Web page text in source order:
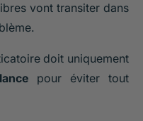
vont transiter dans
doit uniquement
pour éviter tout